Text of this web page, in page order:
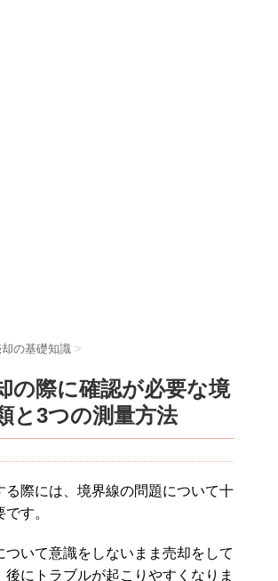
の基礎知識 >
の際に確認が必要な境
と3つの測量方法
る際には、境界線の問題について十
す。
ついて意識をしないまま売却をして
後にトラブルが起こりやすくなりま